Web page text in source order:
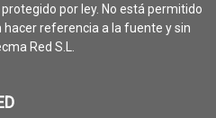
por ley. No está permitido
referencia a la fuente y sin
Red S.L.